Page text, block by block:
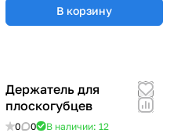
В корзину
Держатель для
плоскогубцев
0 0 В наличии: 12